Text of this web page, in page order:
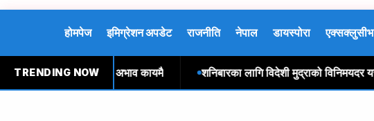
होमपेज इमिग्रेशन अपडेट राजनीति नेपाल डायस्पोरा एक्सक्लुसीभ
TRENDING NOW
वितरण : सुर्खेतमा अभाव कायमै शनिबारका लागि विदेशी मुद्राको विनिमयदर यस्तो छ